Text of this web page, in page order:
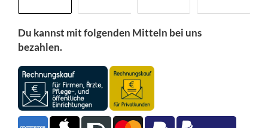
Du kannst mit folgenden Mitteln bei uns
bezahlen.